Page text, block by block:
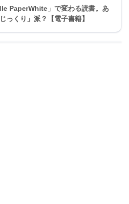
PaperWhite」で変わる読書。あ
っくり」派？【電子書籍】